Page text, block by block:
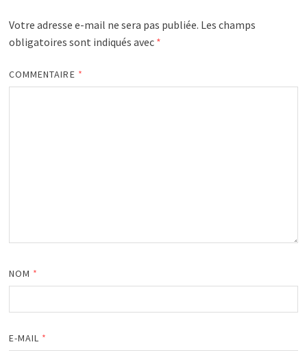
Votre adresse e-mail ne sera pas publiée. Les champs
obligatoires sont indiqués avec *
COMMENTAIRE *
NOM *
E-MAIL *